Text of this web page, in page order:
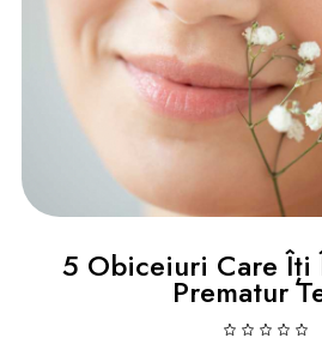
5 Obiceiuri Care Îți
Prematur